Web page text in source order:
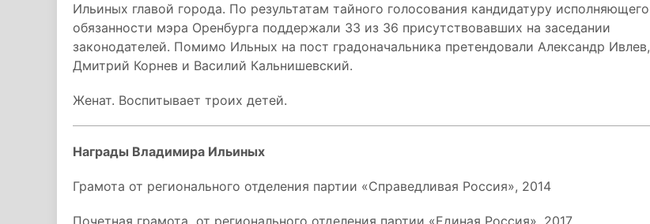
Ильиных главой города. По результатам тайного голосования кандидатуру исполняющего
обязанности мэра Оренбурга поддержали 33 из 36 присутствовавших на заседании
законодателей. Помимо Ильных на пост градоначальника претендовали Александр Ивлев,
Дмитрий Корнев и Василий Кальнишевский.
Женат. Воспитывает троих детей.
Награды Владимира Ильиных
Грамота от регионального отделения партии «Справедливая Россия», 2014
Почетная грамота от регионального отделения партии «Единая Россия», 2017